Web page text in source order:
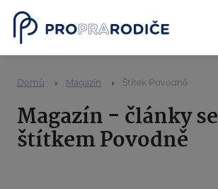
Domů Magazín Štítek Povodně
Magazín - články se
štítkem Povodně